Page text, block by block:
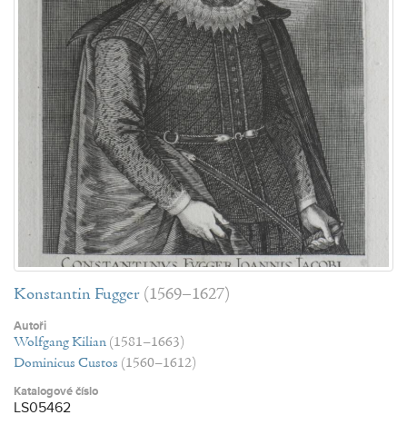
Konstantin Fugger (1569–1627)
Autoři
Wolfgang Kilian (1581–1663)
Dominicus Custos (1560–1612)
Katalogové číslo
LS05462